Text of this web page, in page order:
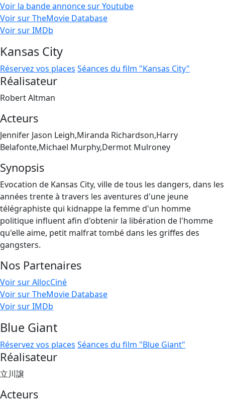
Voir la bande annonce sur Youtube
Voir sur TheMovie Database
Voir sur IMDb
Kansas City
Réservez vos places Séances du film "Kansas City"
Réalisateur
Robert Altman
Acteurs
Jennifer Jason Leigh,Miranda Richardson,Harry
Belafonte,Michael Murphy,Dermot Mulroney
Synopsis
Evocation de Kansas City, ville de tous les dangers, dans les
années trente à travers les aventures d'une jeune
télégraphiste qui kidnappe la femme d'un homme
politique influent afin d'obtenir la libération de l'homme
qu'elle aime, petit malfrat tombé dans les griffes des
gangsters.
Nos Partenaires
Voir sur AllocCiné
Voir sur TheMovie Database
Voir sur IMDb
Blue Giant
Réservez vos places Séances du film "Blue Giant"
Réalisateur
立川譲
Acteurs